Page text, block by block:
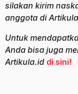
silakan kirim
anggota di
Untuk
Anda bisa juga
Artikula.id di sini!